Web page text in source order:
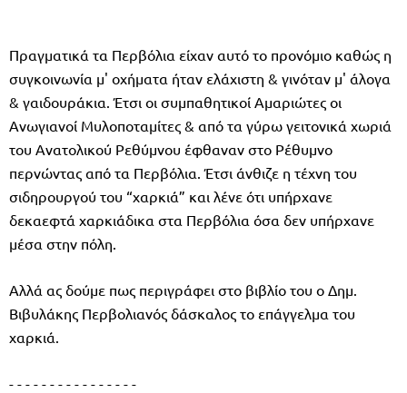
Πραγματικά τα Περβόλια είχαν αυτό το προνόμιο καθώς η
συγκοινωνία μ' οχήματα ήταν ελάχιστη & γινόταν μ' άλογα
& γαιδουράκια. Έτσι οι συμπαθητικοί Αμαριώτες οι
Ανωγιανοί Μυλοποταμίτες & από τα γύρω γειτονικά χωριά
του Ανατολικού Ρεθύμνου έφθαναν στο Ρέθυμνο
περνώντας από τα Περβόλια. Έτσι άνθιζε η τέχνη του
σιδηρουργού του “χαρκιά” και λένε ότι υπήρχανε
δεκαεφτά χαρκιάδικα στα Περβόλια όσα δεν υπήρχανε
μέσα στην πόλη.
Αλλά ας δούμε πως περιγράφει στο βιβλίο του ο Δημ.
Βιβυλάκης Περβολιανός δάσκαλος το επάγγελμα του
χαρκιά.
- - - - - - - - - - - - - - - -